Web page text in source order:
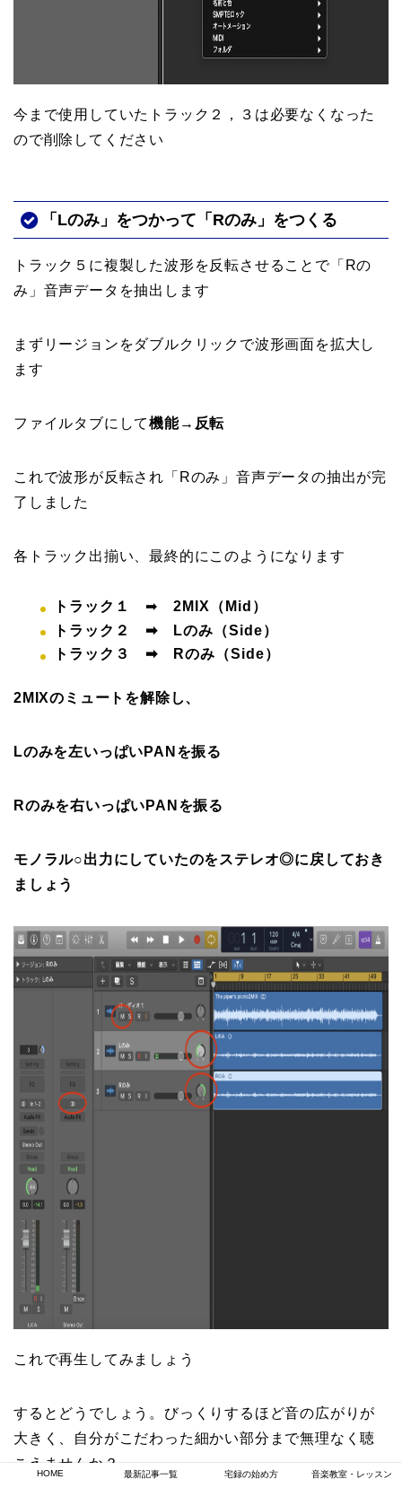
今まで使用していたトラック２，３は必要なくなった
ので削除してください
「Lのみ」をつかって「Rのみ」をつくる
トラック５に複製した波形を反転させることで「Rの
み」音声データを抽出します
まずリージョンをダブルクリックで波形画面を拡大し
ます
ファイルタブにして機能→反転
これで波形が反転され「Rのみ」音声データの抽出が完
了しました
各トラック出揃い、最終的にこのようになります
トラック１ ➡ 2MIX（Mid）
トラック２ ➡ Lのみ（Side）
トラック３ ➡ Rのみ（Side）
2MIXのミュートを解除し、
Lのみを左いっぱいPANを振る
Rのみを右いっぱいPANを振る
モノラル○出力にしていたのをステレオ◎に戻しておき
ましょう
これで再生してみましょう
するとどうでしょう。びっくりするほど音の広がりが
大きく、自分がこだわった細かい部分まで無理なく聴
こえませんか？
HOME 最新記事一覧 宅録の始め方 音楽教室・レッスン